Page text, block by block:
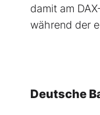
damit am
während der
Deutsche